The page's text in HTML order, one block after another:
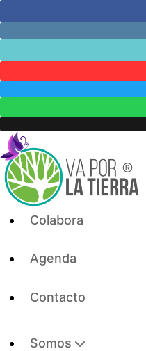
to
Colabora
Agenda
Contacto
Somos